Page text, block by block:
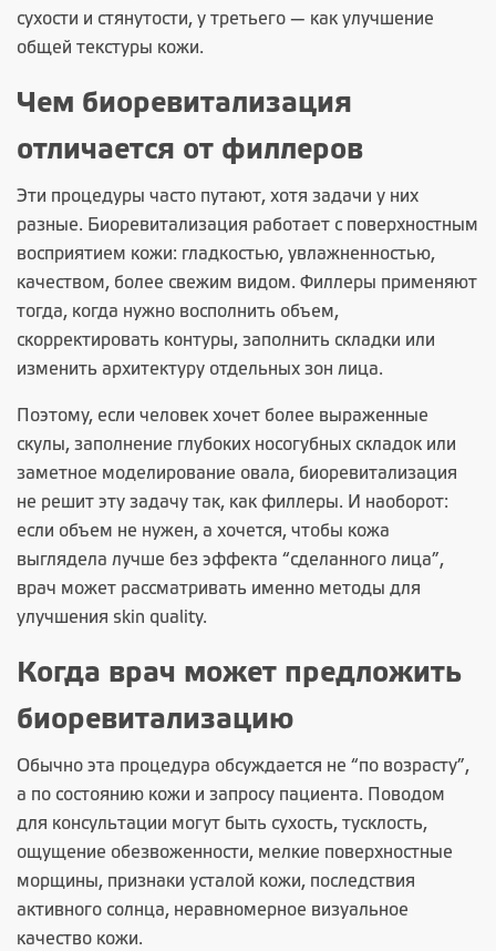
сухости и стянутости, у третьего — как улучшение
общей текстуры кожи.
Чем биоревитализация
отличается от филлеров
Эти процедуры часто путают, хотя задачи у них
разные. Биоревитализация работает с поверхностным
восприятием кожи: гладкостью, увлажненностью,
качеством, более свежим видом. Филлеры применяют
тогда, когда нужно восполнить объем,
скорректировать контуры, заполнить складки или
изменить архитектуру отдельных зон лица.
Поэтому, если человек хочет более выраженные
скулы, заполнение глубоких носогубных складок или
заметное моделирование овала, биоревитализация
не решит эту задачу так, как филлеры. И наоборот:
если объем не нужен, а хочется, чтобы кожа
выглядела лучше без эффекта “сделанного лица”,
врач может рассматривать именно методы для
улучшения skin quality.
Когда врач может предложить
биоревитализацию
Обычно эта процедура обсуждается не “по возрасту”,
а по состоянию кожи и запросу пациента. Поводом
для консультации могут быть сухость, тусклость,
ощущение обезвоженности, мелкие поверхностные
морщины, признаки усталой кожи, последствия
активного солнца, неравномерное визуальное
качество кожи.